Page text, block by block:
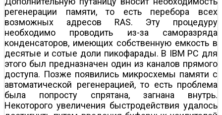
регенерации памяти, то есть перебора всех
возможных адресов RAS. Эту процедуру
необходимо проводить из-за саморазряда
конденсаторов, имеющих собственную емкость в
десятые и сотые доли пикофарады. В IBM PC для
этого был предназначен один из каналов прямого
доступа. Позже появились микросхемы памяти с
автоматической регенерацией, то есть проблема
была попросту спрятана, загнана внутрь.
Некоторого увеличения быстродействия удалось